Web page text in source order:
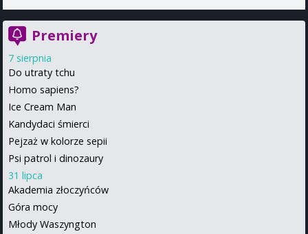
Premiery
7 sierpnia
Do utraty tchu
Homo sapiens?
Ice Cream Man
Kandydaci śmierci
Pejzaż w kolorze sepii
Psi patrol i dinozaury
31 lipca
Akademia złoczyńców
Góra mocy
Młody Waszyngton